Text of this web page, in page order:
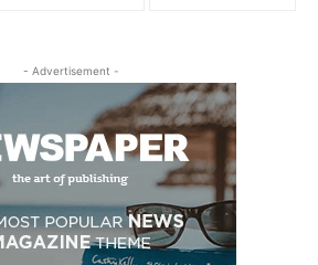
- Advertisement -